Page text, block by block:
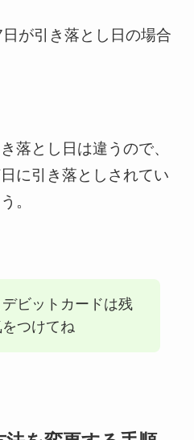
が引き落とし日の場合
落とし日は違うので、
に引き落としされてい
。
ビットカードは残
つけてね